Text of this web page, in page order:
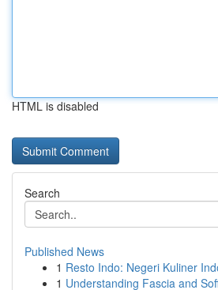
HTML is disabled
Search
Published News
1 Resto Indo: Negeri Kuliner
1 Understanding Fascia and